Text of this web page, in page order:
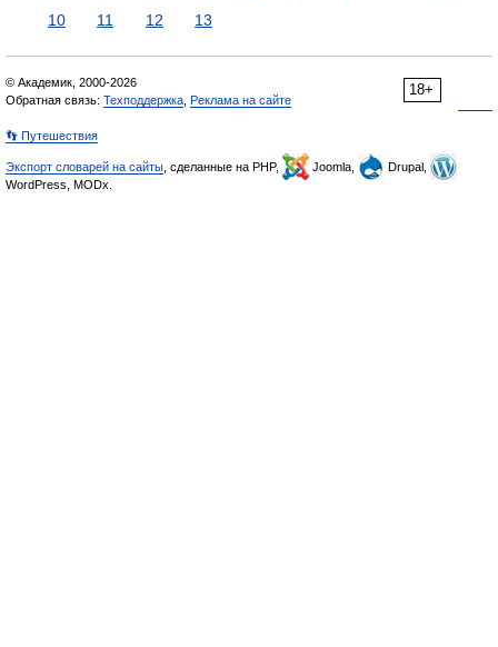
10
11 12 13
18+
© Академик, 2000-2026
Обратная связь: Техподдержка Реклама на сайте
👣 Путешествия
Экспорт словарей на сайты , сделанные на PHP, Joomla,
Drupal,
WordPress, MODx.